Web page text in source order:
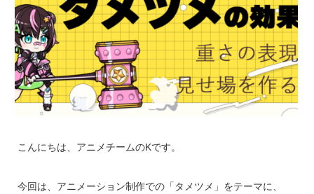
こんにちは、アニメチームのKです。
今回は、アニメーション制作での「タメツメ」をテーマに、